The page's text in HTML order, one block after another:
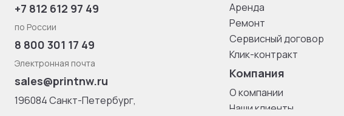
+7 812 612 97 49
по России
8 800 301 17 49
Электронная почта
sales@printnw.ru
196084 Санкт-Петербург,
Аренда
Ремонт
Сервисный договор
Клик-контракт
Компания
О компании
Наши клиенты